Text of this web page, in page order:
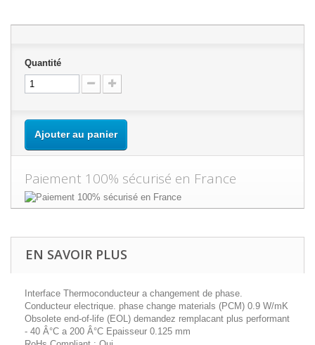
Quantité
Ajouter au panier
Paiement 100% sécurisé en France
EN SAVOIR PLUS
Interface Thermoconducteur a changement de phase.
Conducteur electrique. phase change materials (PCM) 0.9 W/mK
Obsolete end-of-life (EOL) demandez remplacant plus performant
- 40 Â°C a 200 Â°C Epaisseur 0.125 mm